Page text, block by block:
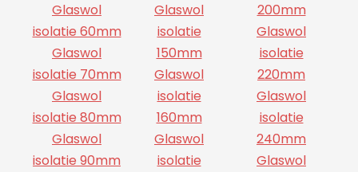
Glaswol
isolatie 60mm
Glaswol
isolatie 70mm
Glaswol
isolatie 80mm
Glaswol
isolatie 90mm
Glaswol
isolatie
150mm
Glaswol
isolatie
160mm
Glaswol
isolatie
200mm
Glaswol
isolatie
220mm
Glaswol
isolatie
240mm
Glaswol